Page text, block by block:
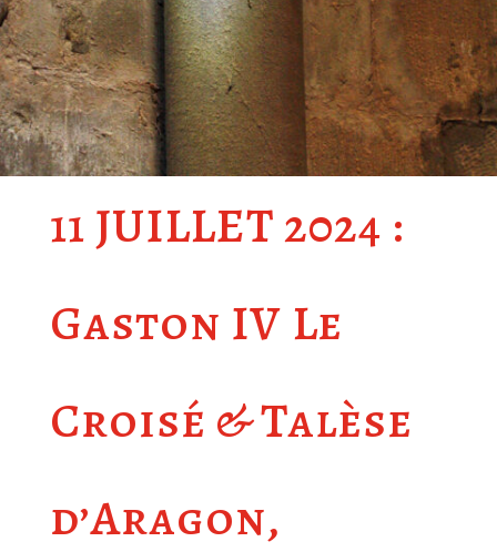
11 JUILLET 2024 :
Gaston IV Le
Croisé & Talèse
d’Aragon,